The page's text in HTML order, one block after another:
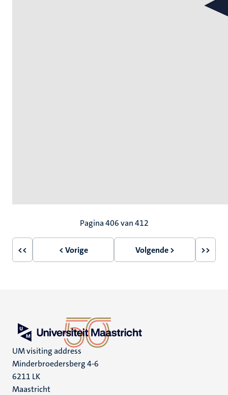
Pagina 406 van 412
Eerste
<<
Vorige
< Vorige
Volgende
Volgende > >>
UM visiting address
Minderbroedersberg 4-6
6211 LK
Maastricht